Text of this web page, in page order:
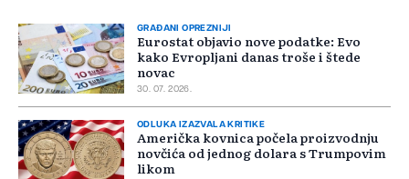
GRAĐANI OPREZNIJI
Eurostat objavio nove podatke: Evo
kako Evropljani danas troše i štede
novac
30. 07. 2026.
ODLUKA IZAZVALA KRITIKE
Američka kovnica počela proizvodnju
novčića od jednog dolara s Trumpovim
likom